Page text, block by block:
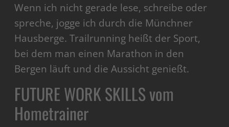
Wenn ich nicht gerade lese, schreibe oder
spreche, jogge ich durch die Münchner
Hausberge. Trailrunning heißt der Sport,
bei dem man einen Marathon in den
Bergen läuft und die Aussicht genießt.
FUTURE WORK SKILLS vom
Hometrainer